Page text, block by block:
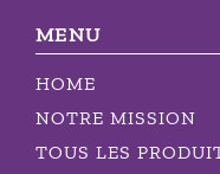
MENU
HOME
NOTRE MISSION
TOUS LES